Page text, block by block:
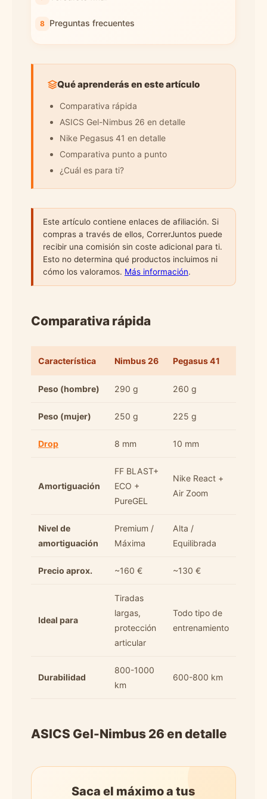
Preguntas frecuentes
Qué aprenderás en este artículo
Comparativa rápida
ASICS Gel-Nimbus 26 en detalle
Nike Pegasus 41 en detalle
Comparativa punto a punto
¿Cuál es para ti?
Este artículo contiene enlaces de afiliación. Si
compras a través de ellos, CorrerJuntos puede
recibir una comisión sin coste adicional para ti.
Esto no determina qué productos incluimos ni
cómo los valoramos. Más información.
Comparativa rápida
Característica Nimbus 26 Pegasus 41
Peso (hombre) 290 g 260 g
Peso (mujer) 250 g 225 g
Drop 8 mm 10 mm
Amortiguación
FF BLAST+
ECO +
PureGEL
Nike React +
Air Zoom
Nivel de
amortiguación
Premium /
Máxima
Alta /
Equilibrada
Precio aprox. ~160 € ~130 €
Ideal para
Tiradas
largas,
protección
articular
Todo tipo de
entrenamiento
Durabilidad
800-1000
km
600-800 km
ASICS Gel-Nimbus 26 en detalle
Saca el máximo a tus